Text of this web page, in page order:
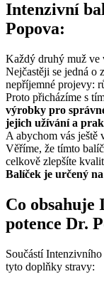
Intenzivní
Popova:
Každý druhý muž ve
Nejčastěji se jedná o
nepříjemné projevy:
Proto přicházíme s
výrobky pro
jejich užívání a
A abychom vás
Věříme, že tímto
celkově zlepšíte
Balíček je určený
Co
potence Dr.
Součástí
tyto doplňky stravy: